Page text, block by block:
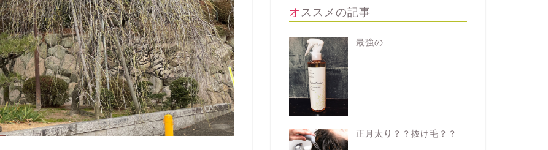
オススメの記事
最強の
正月太り？？抜け毛？？